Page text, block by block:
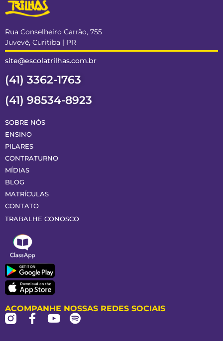
Rua Conselheiro Carrão, 755
Juvevê, Curitiba | PR
site@escolatrilhas.com.br
(41) 3362-1763
(41) 98534-8923
SOBRE NÓS
ENSINO
PILARES
CONTRATURNO
MÍDIAS
BLOG
MATRÍCULAS
CONTATO
TRABALHE CONOSCO
ACOMPANHE NOSSAS REDES SOCIAIS